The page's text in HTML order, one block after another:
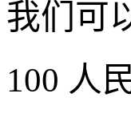
我们可
100 人